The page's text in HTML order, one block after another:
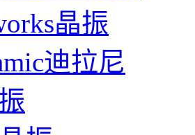
晶振
迪拉尼